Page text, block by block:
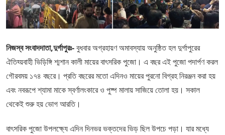
নিজস্ব সংবাদদাতা,দুর্গাপুরঃ-বুধবার অগ্রহায়ণ অমাবস্যায় অনুষ্ঠিত হল দুর্গাপুরের
ঐতিহ্য়বাহী ভিড়িঙ্গি শ্মশান কালী মায়ের বাৎসরিক পুজো। এ বছর এই পুজো পদার্পণ করল
গৌরবময় ১৭৪ বছরে। প্রতি বছরের মতো এদিনও মায়ের পুরনো বিগ্রহ নিরঞ্জন করা হয়
এবং নবরূপে শ্যামা মাকে স্বর্ণালংকারে ও পুষ্প মালায় সাজিয়ে তোলা হয়। সকাল
থেকেই শুরু হয় ভোগ আরতি।
বাৎসরিক পুজো উপলক্ষ্যে এদিন দিনভর ভক্তদের ভিড় ছিল উপচে পড়া। যার মধ্যে